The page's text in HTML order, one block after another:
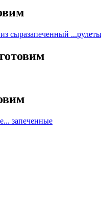
сыразапеченный ...
... запеченные